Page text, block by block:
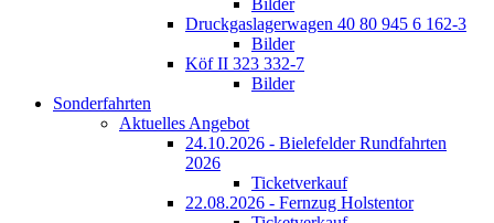
Druckgaslagerwagen 40 80 945 6 162-3
Bilder
Köf II 323 332-7
Bilder
Sonderfahrten
Aktuelles Angebot
24.10.2026 - Bielefelder Rundfahrten
2026
Ticketverkauf
22.08.2026 - Fernzug Holstentor